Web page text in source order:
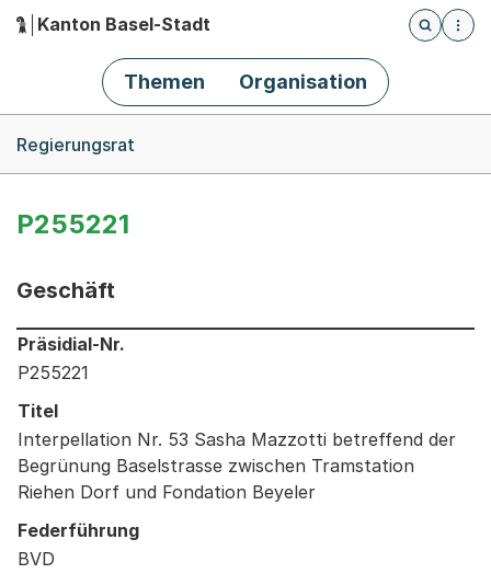
Hauptnavigation
Kanton Basel-Stadt
Öffnet
Themen Organisation
Regierungsrat
P255221
Geschäft
Informationen zum Ausgewählten Geschäft
Präsidial-Nr.
P255221
Titel
Interpellation Nr. 53 Sasha Mazzotti betreffend der
Begrünung Baselstrasse zwischen Tramstation
Riehen Dorf und Fondation Beyeler
Federführung
BVD